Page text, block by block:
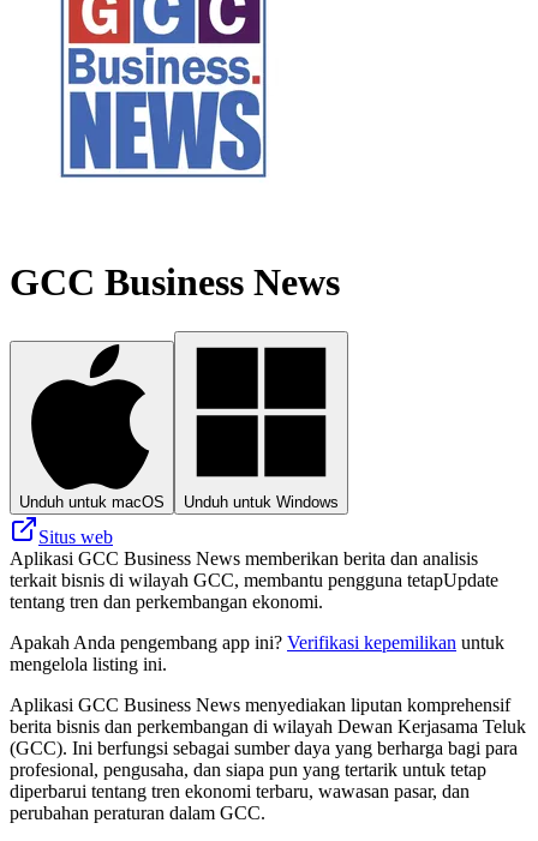
GCC Business News
Unduh untuk macOS Unduh untuk Windows
Situs web
Aplikasi GCC Business News memberikan berita dan analisis
terkait bisnis di wilayah GCC, membantu pengguna tetapUpdate
tentang tren dan perkembangan ekonomi.
Apakah Anda pengembang app ini? Verifikasi kepemilikan untuk
mengelola listing ini.
Aplikasi GCC Business News menyediakan liputan komprehensif
berita bisnis dan perkembangan di wilayah Dewan Kerjasama Teluk
(GCC). Ini berfungsi sebagai sumber daya yang berharga bagi para
profesional, pengusaha, dan siapa pun yang tertarik untuk tetap
diperbarui tentang tren ekonomi terbaru, wawasan pasar, dan
perubahan peraturan dalam GCC.